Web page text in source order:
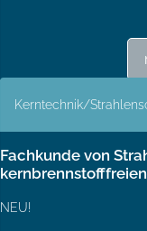
Kerntechnik/
Fachkunde von
NEU!